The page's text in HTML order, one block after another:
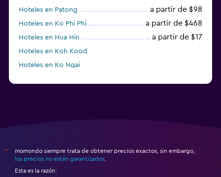
Hoteles en Patong a partir de $98
Hoteles en Ko Phi Phi a partir de $468
Hoteles en Hua Hin a partir de $17
Hoteles en Koh Kood
Hoteles en Ko Ngai
*
momondo siempre trata de obtener precios exactos, sin embargo,
los precios no están garantizados
Esta es la razón: